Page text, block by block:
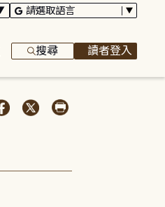
搜尋 讀者登入